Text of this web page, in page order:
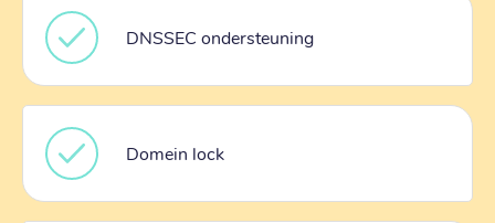
DNSSEC ondersteuning
Domein lock